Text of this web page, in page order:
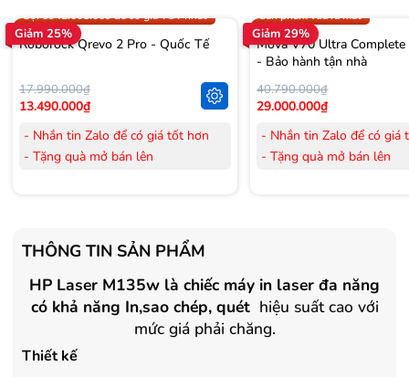
Giảm 25%
Gọi 0942.008.009 để có giá TỐT nhất
Roborock Qrevo 2 Pro - Quốc Tế
17.990.000₫
13.490.000₫
- Nhắn tin Zalo để có giá tốt hơn
- Tặng quà mở bán lên
- Tặng Voucher trị giá 150.000đ
mua Máy lọc Không khí
- Cam kết hàng mới 100%.
- Lắp đặt, HDSD tại nhà nội thành
Hà Nội, Hồ Chí Minh
- Vận chuyển Toàn Quốc.
- Bảo hành 24 tháng chính hãng
Giảm 29%
Sản phẩm vừa ra mắt
Mova V70 Ultra
- Bảo hành tận nhà
40.790.000₫
29.000.000₫
- Nhắn tin Zalo để có giá
- Tặng quà mở bán lên
- Cam kết hàng mới
- Lắp đặt, HDSD tại nhà
Hà Nội, Hồ Chí Minh
THÔNG TIN SẢN PHẨM
HP Laser M135w là chiếc máy in laser đa năng
có khả năng In,sao chép, quéthiệu suất cao với
mức giá phải chăng.
Thiết kế